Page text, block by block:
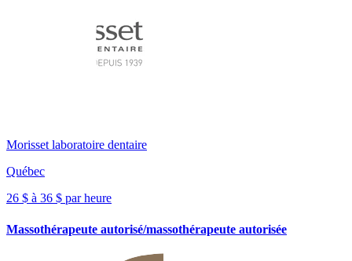
Morisset laboratoire dentaire
Québec
26 $ à 36 $ par heure
Massothérapeute autorisé/massothérapeute autorisée